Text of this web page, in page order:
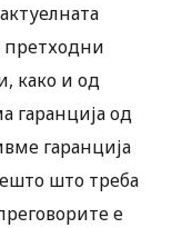
претходни
како и од
гаранција од
гаранција
што треба
е